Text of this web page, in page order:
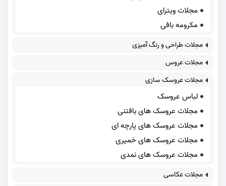
مجلات ویترای
مکرومه بافی
مجلات طراحی و رنگ آمیزی
مجلات عروس
مجلات عروسک سازی
لباس عروسک
مجلات عروسک های بافتنی
مجلات عروسک های پارچه ای
مجلات عروسک های خمیری
مجلات عروسک های نمدی
مجلات عکاسی